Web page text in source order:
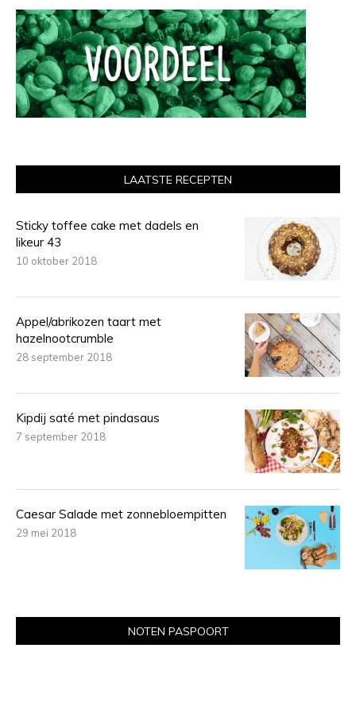
LAATSTE RECEPTEN
Sticky toffee cake met dadels en
likeur 43
10 oktober 2018
Appel/abrikozen taart met
hazelnootcrumble
28 september 2018
Kipdij saté met pindasaus
7 september 2018
Caesar Salade met zonnebloempitten
29 mei 2018
NOTEN PASPOORT